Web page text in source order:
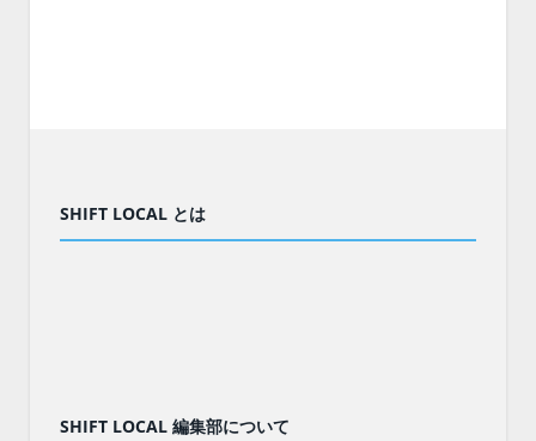
SHIFT LOCAL とは
SHIFT LOCAL 編集部について